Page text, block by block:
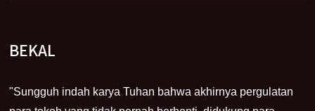
BEKAL
"Sungguh indah karya Tuhan bahwa akhirnya pergulatan